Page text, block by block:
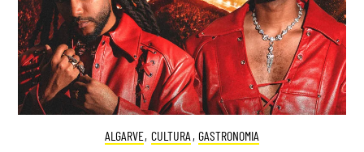
ALGARVE, CULTURA , GASTRONOMIA